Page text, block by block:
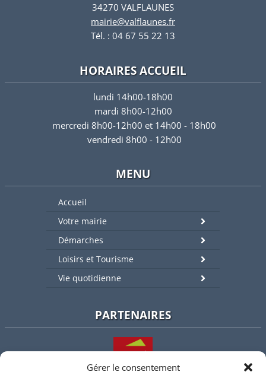
Gérer le consentement
34270 VALFLAUNES
mairie@valflaunes.fr
Tél. : 04 67 55 22 13
HORAIRES ACCUEIL
lundi 14h00-18h00
mardi 8h00-12h00
mercredi 8h00-12h00 et 14h00 - 18h00
vendredi 8h00 - 12h00
MENU
Accueil
Votre mairie
Démarches
Loisirs et Tourisme
Vie quotidienne
PARTENAIRES